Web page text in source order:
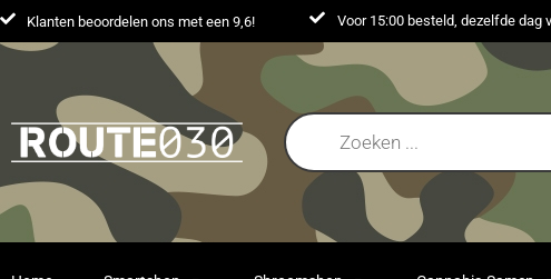
Klanten beoordelen ons met een 9,6! Voor 15:00 besteld, dezelfde dag